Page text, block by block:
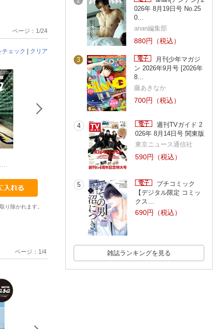
ページ：1/24
ェック | クリア
308
り除かれます。
ページ： 1 /4
026年 8月19日号 No.25
0…
anan編集部
880円（税込）
3
月刊少年マガジ
ン 2026年9月号 [2026年
8…
藤あきなか
700円（税込）
4
週刊TVガイド 2
026年 8月14日号 関東版
東京ニュース通信社
590円（税込）
5
プチコミック
【デジタル限定 コミッ
クス…
690円（税込）
雑誌ランキングを見る